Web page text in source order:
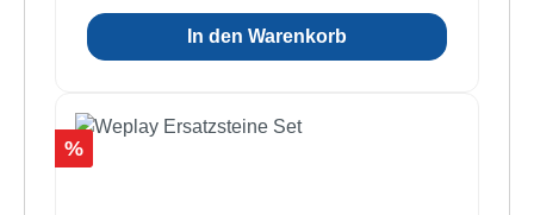
In den Warenkorb
Rabatt
%